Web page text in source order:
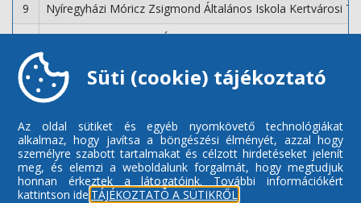
9
Nyíregyházi Móricz Zsigmond Általános Iskola Kertvárosi
10
Gyermekek Háza Déli Óvoda Kassa utcai Telephely
11
Gyermekek Háza Déli Óvoda Kertvárosi Csicsergő
12
Gyermekek Háza Déli Óvoda Mandabokor Telephely,
13
Gyermekek Háza Déli Óvoda Felsősima Telephely
14
Nyíregyházi Bárczi Gusztáv Általános Iskola,
15
Nyírgyházi Göllesz Viktor Szakiskola, Általános Iskola és
Süti (cookie) tájékoztató
Az oldal sütiket és egyéb nyomkövető technológiákat
alkalmaz, hogy javítsa a böngészési élményét, azzal hogy
személyre szabott tartalmakat és célzott hirdetéseket jelenít
meg, és elemzi a weboldalunk forgalmát, hogy megtudjuk
honnan érkeztek a látogatóink.
További információkért
kattintson ide: TÁJÉKOZTATÓ A SÜTIKRŐL